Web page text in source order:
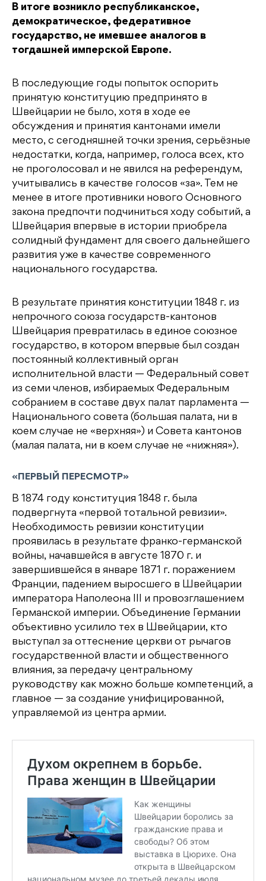
В итоге возникло республиканское,
демократическое, федеративное
государство, не имевшее аналогов в
тогдашней имперской Европе.
В последующие годы попыток оспорить
принятую конституцию предпринято в
Швейцарии не было, хотя в ходе ее
обсуждения и принятия кантонами имели
место, с сегодняшней точки зрения, серьёзные
недостатки, когда, например, голоса всех, кто
не проголосовал и не явился на референдум,
учитывались в качестве голосов «за». Тем не
менее в итоге противники нового Основного
закона предпочти подчиниться ходу событий, а
Швейцария впервые в истории приобрела
солидный фундамент для своего дальнейшего
развития уже в качестве современного
национального государства.
В результате принятия конституции 1848 г. из
непрочного союза государств-кантонов
Швейцария превратилась в единое союзное
государство, в котором впервые был создан
постоянный коллективный орган
исполнительной власти — Федеральный совет
из семи членов, избираемых Федеральным
собранием в составе двух палат парламента —
Национального совета (большая палата, ни в
коем случае не «верхняя») и Совета кантонов
(малая палата, ни в коем случае не «нижняя»).
«ПЕРВЫЙ ПЕРЕСМОТР»
В 1874 году конституция 1848 г. была
подвергнута «первой тотальной ревизии».
Необходимость ревизии конституции
проявилась в результате франко-германской
войны, начавшейся в августе 1870 г. и
завершившейся в январе 1871 г. поражением
Франции, падением выросшего в Швейцарии
императора Наполеона III и провозглашением
Германской империи. Объединение Германии
объективно усилило тех в Швейцарии, кто
выступал за оттеснение церкви от рычагов
государственной власти и общественного
влияния, за передачу центральному
руководству как можно больше компетенций, а
главное — за создание унифицированной,
управляемой из центра армии.